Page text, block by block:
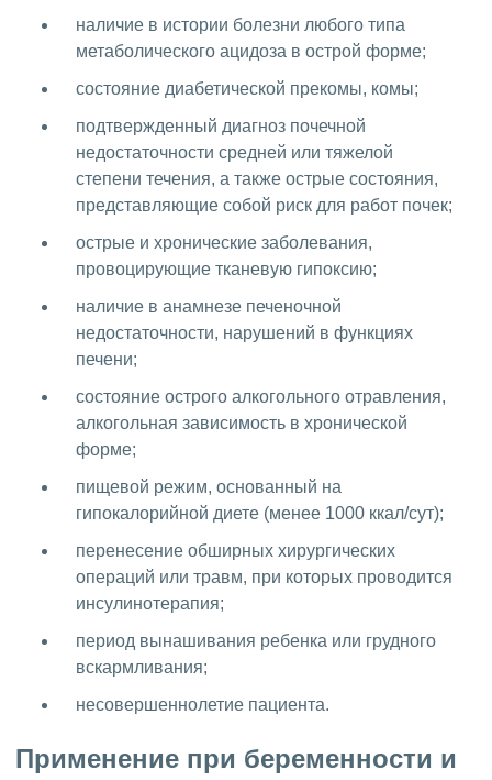
наличие в истории болезни любого типа
метаболического ацидоза в острой форме;
состояние диабетической прекомы, комы;
подтвержденный диагноз почечной
недостаточности средней или тяжелой
степени течения, а также острые состояния,
представляющие собой риск для работ почек;
острые и хронические заболевания,
провоцирующие тканевую гипоксию;
наличие в анамнезе печеночной
недостаточности, нарушений в функциях
печени;
состояние острого алкогольного отравления,
алкогольная зависимость в хронической
форме;
пищевой режим, основанный на
гипокалорийной диете (менее 1000 ккал/сут);
перенесение обширных хирургических
операций или травм, при которых проводится
инсулинотерапия;
период вынашивания ребенка или грудного
вскармливания;
несовершеннолетие пациента.
Применение при беременности и